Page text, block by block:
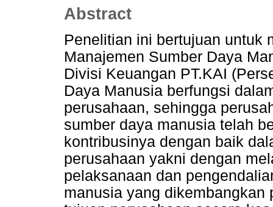
Abstract
Penelitian ini bertujuan untuk
Manajemen Sumber Daya
Divisi Keuangan PT.KAI
Daya Manusia berfungsi
perusahaan, sehingga
sumber daya manusia telah
kontribusinya dengan baik
perusahaan yakni dengan
pelaksanaan dan
manusia yang dikembangkan